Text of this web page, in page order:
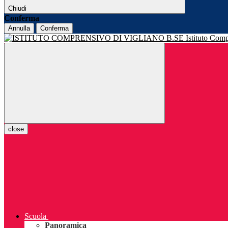
Chiudi
Conferma
Annulla Conferma
Istituto
close
Scuola
Panoramica